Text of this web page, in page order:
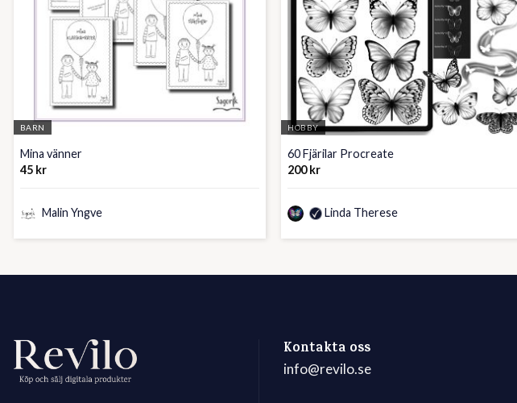
BARN
Mina vänner
45 kr
Malin Yngve
HOBBY
60 Fjärilar Procreate
200kr
Linda Therese
Kontakta oss
info@revilo.se